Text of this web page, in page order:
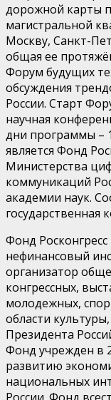
дорожной карты
магистральной
Москву, Санкт-
общая ее
Форум будущих
обсуждения
России. Старт
научная
дни программы –
является Фонд
Министерства
коммуникаций
академии наук.
государственная
Фонд
нефинансовый
организатор
конгрессных,
молодежных,
области
Президента
Фонд учрежден в
развитию
национальных